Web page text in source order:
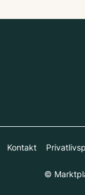
Kontakt
©